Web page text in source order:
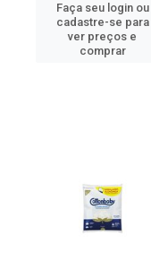
Faça seu login ou
cadastre-se para
ver preços e
comprar